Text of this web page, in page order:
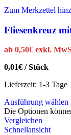
Zum Merkzettel
Fliesenkreuz
ab 0,50€ exkl.
0,01€ /Stück
Lieferzeit: 1-3 Tage
Ausführung wählen
Die Optionen
Vergleichen
Schnellansicht